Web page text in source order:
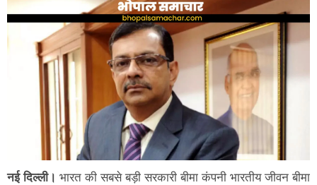
नई दिल्ली। भारत की सबसे बड़ी सरकारी बीमा कंपनी भारतीय जीवन बीमा